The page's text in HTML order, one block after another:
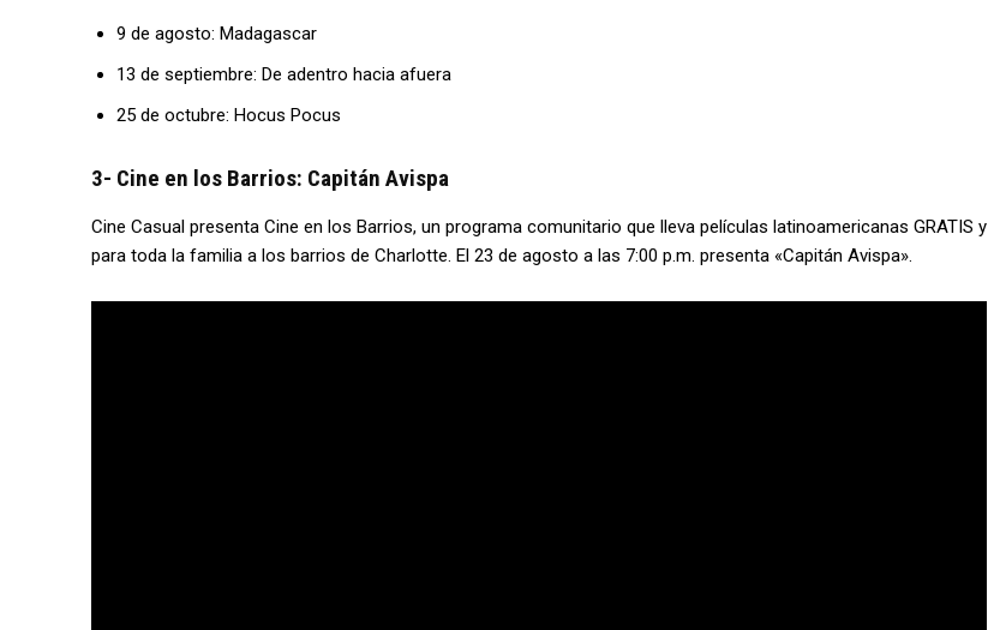
9 de agosto: Madagascar
13 de septiembre: De adentro hacia afuera
25 de octubre: Hocus Pocus
3- Cine en los Barrios: Capitán Avispa
Cine Casual presenta Cine en los Barrios, un programa comunitario que lleva películas latinoamericanas GRATIS y
para toda la familia a los barrios de Charlotte. El 23 de agosto a las 7:00 p.m. presenta «Capitán Avispa».